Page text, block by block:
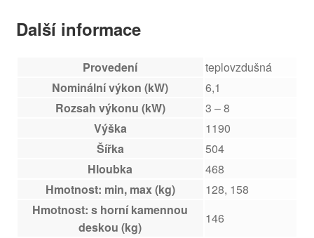
Další informace
Provedení
teplovzdušná
Nominální výkon (kW)
6,1
Rozsah výkonu (kW)
3 – 8
Výška
1190
Šířka
504
Hloubka
468
Hmotnost: min, max (kg)
128, 158
Hmotnost: s horní kamennou
deskou (kg)
146